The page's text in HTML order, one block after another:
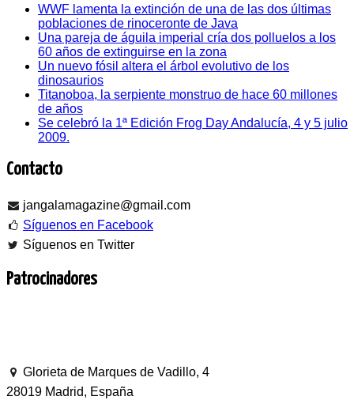
WWF lamenta la extinción de una de las dos últimas
poblaciones de rinoceronte de Java
Una pareja de águila imperial cría dos polluelos a los
60 años de extinguirse en la zona
Un nuevo fósil altera el árbol evolutivo de los
dinosaurios
Titanoboa, la serpiente monstruo de hace 60 millones
de años
Se celebró la 1ª Edición Frog Day Andalucía, 4 y 5 julio
2009.
Contacto
jangalamagazine@gmail.com
Síguenos en Facebook
Síguenos en Twitter
Patrocinadores
Glorieta de Marques de Vadillo, 4
28019 Madrid, España